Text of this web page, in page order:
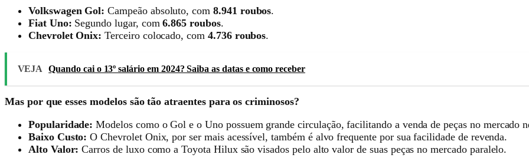
Volkswagen Gol: Campeão absoluto, com8.941 roubos.
Fiat Uno: Segundo lugar, com6.865 roubos.
Chevrolet Onix: Terceiro colocado, com 4.736 roubos.
VEJA Quando cai o 13º salário em 2024? Saiba as datas e como receber
Mas por que esses modelos são tão atraentes para os criminosos?
Popularidade: Modelos como o Gol e o Uno possuem grande circulação, facilitando a venda de peças no mercado
Baixo Custo: O Chevrolet Onix, por ser mais acessível, também é alvo frequente por sua facilidade de revenda.
Alto Valor: Carros de luxo como a Toyota Hilux são visados pelo alto valor de suas peças no mercado paralelo.